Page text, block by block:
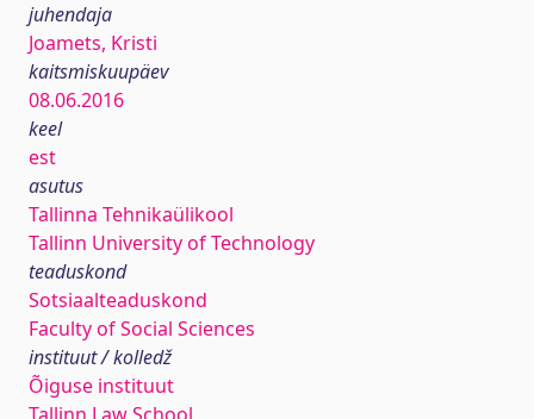
juhendaja
Joamets, Kristi
kaitsmiskuupäev
08.06.2016
keel
est
asutus
Tallinna Tehnikaülikool
Tallinn University of Technology
teaduskond
Sotsiaalteaduskond
Faculty of Social Sciences
instituut / kolledž
Õiguse instituut